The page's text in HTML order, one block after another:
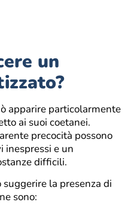
un
apparire particolarmente
ai suoi coetanei.
precocità possono
inespressi e un
difficili.
la presenza di
sono: